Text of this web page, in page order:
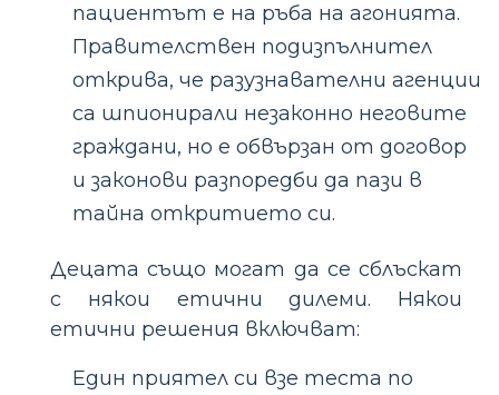
пациентът е на ръба на агонията.
Правителствен подизпълнител
открива, че разузнавателни агенции
са шпионирали незаконно неговите
граждани, но е обвързан от договор
и законови разпоредби да пази в
тайна откритието си.
Децата също могат да се сблъскат
с някои етични дилеми. Някои
етични решения включват:
Един приятел си взе теста по